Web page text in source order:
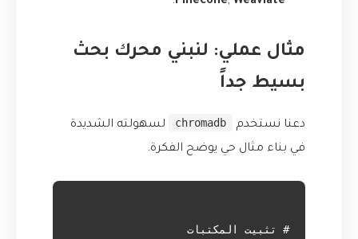
مثال عملي: لنبني محرك بحث
بسيط جداً
دعنا نستخدم chromadb
لسهولته الشديدة
في بناء مثال حي يوضح الفكرة.